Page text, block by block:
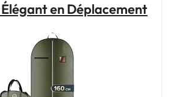
en Déplacement